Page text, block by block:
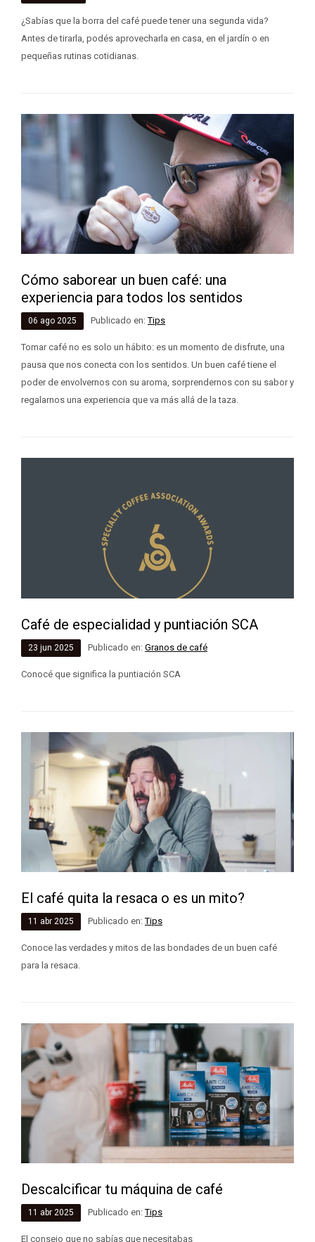
¿Sabías que la borra del café puede tener una segunda vida?
Antes de tirarla, podés aprovecharla en casa, en el jardín o en
pequeñas rutinas cotidianas.
Cómo saborear un buen café: una
experiencia para todos los sentidos
06 ago 2025 Publicado en:Tips
Tomar café no es solo un hábito: es un momento de disfrute, una
pausa que nos conecta con los sentidos. Un buen café tiene el
poder de envolvernos con su aroma, sorprendernos con su sabor y
regalarnos una experiencia que va más allá de la taza.
Café de especialidad y puntiación SCA
23 jun 2025 Publicado en: Granos de café
Conocé que significa la puntiación SCA
El café quita la resaca o es un mito?
11 abr 2025 Publicado en:Tips
Conoce las verdades y mitos de las bondades de un buen café
para la resaca.
Descalcificar tu máquina de café
11 abr 2025 Publicado en:Tips
El consejo que no sabías que necesitabas